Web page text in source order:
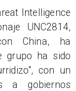
Intelligence
UNC2814,
China, ha
grupo ha sido
con un
a gobiernos